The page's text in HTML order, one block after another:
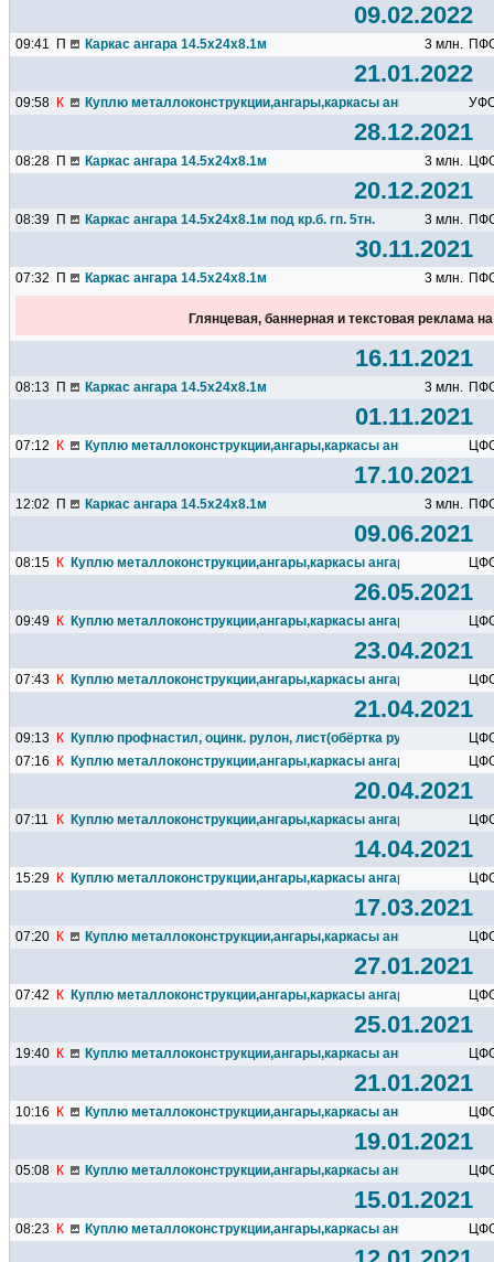
09.02.2022
09:41 П Каркас ангара 14.5х24х8.1м 3 млн.
21.01.2022
09:58 К Куплю металлоконструкции,ангары,каркасы
28.12.2021
08:28 П Каркас ангара 14.5х24х8.1м 3 млн.
20.12.2021
08:39 П Каркас ангара 14.5х24х8.1м под кр.б. гп. 5тн. 3 млн.
30.11.2021
07:32 П Каркас ангара 14.5х24х8.1м 3 млн.
Глянцевая, баннерная и текстовая реклама
16.11.2021
08:13 П Каркас ангара 14.5х24х8.1м 3 млн.
01.11.2021
07:12 К Куплю металлоконструкции,ангары,каркасы
17.10.2021
12:02 П Каркас ангара 14.5х24х8.1м 3 млн.
09.06.2021
08:15 К Куплю металлоконструкции,ангары,каркасы
26.05.2021
09:49 К Куплю металлоконструкции,ангары,каркасы
23.04.2021
07:43 К Куплю металлоконструкции,ангары,каркасы
21.04.2021
09:13 К Куплю профнастил, оцинк. рулон, лист(обёртка рулонов)
07:16
К Куплю металлоконструкции,ангары,каркасы
20.04.2021
07:11 К Куплю металлоконструкции,ангары,каркасы
14.04.2021
15:29 К Куплю металлоконструкции,ангары,каркасы
17.03.2021
07:20 К Куплю металлоконструкции,ангары,каркасы
27.01.2021
07:42 К Куплю металлоконструкции,ангары,каркасы
25.01.2021
19:40 К Куплю металлоконструкции,ангары,каркасы
21.01.2021
10:16 К Куплю металлоконструкции,ангары,каркасы
19.01.2021
05:08 К Куплю металлоконструкции,ангары,каркасы
15.01.2021
08:23 К Куплю металлоконструкции,ангары,каркасы